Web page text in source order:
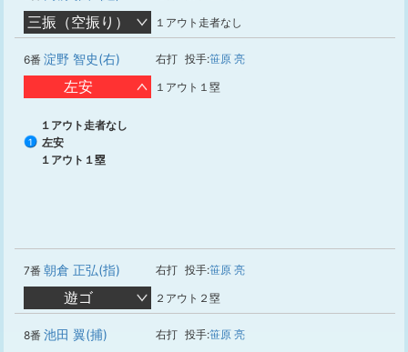
三振（空振り） １アウト走者なし
6番 淀野 智史(右) 右打 投手:笹原 亮
左安 １アウト１塁
１アウト走者なし
1
左安
１アウト１塁
7番 朝倉 正弘(指) 右打 投手:笹原 亮
遊ゴ ２アウト２塁
8番 池田 翼(捕) 右打 投手:笹原 亮